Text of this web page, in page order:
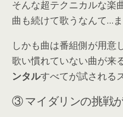
そんな超テクニカルな楽
曲も続けて歌うなんて…
しかも曲は番組側が用意
歌い慣れていない曲が来
ンタルすべてが試される
③ マイダリンの挑戦